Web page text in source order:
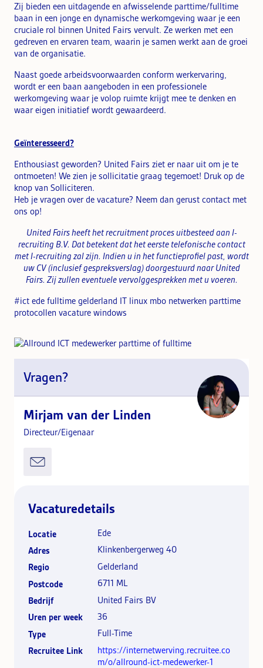
Zij bieden een uitdagende en afwisselende parttime/fulltime
baan in een jonge en dynamische werkomgeving waar je een
cruciale rol binnen United Fairs vervult. Ze werken met een
gedreven en ervaren team, waarin je samen werkt aan de groei
van de organisatie.
Naast goede arbeidsvoorwaarden conform werkervaring,
wordt er een baan aangeboden in een professionele
werkomgeving waar je volop ruimte krijgt mee te denken en
waar eigen initiatief wordt gewaardeerd.
Geïnteresseerd?
Enthousiast geworden? United Fairs ziet er naar uit om je te
ontmoeten! We zien je sollicitatie graag tegemoet! Druk op de
knop van Solliciteren.
Heb je vragen over de vacature? Neem dan gerust contact met
ons op!
United Fairs heeft het recruitment proces uitbesteed aan I-
recruiting B.V. Dat betekent dat het eerste telefonische contact
met I-recruiting zal zijn. Indien u in het functieprofiel past, wordt
uw CV (inclusief gespreksverslag) doorgestuurd naar United
Fairs. Zij zullen eventuele vervolggesprekken met u voeren.
#ict ede fulltime gelderland IT linux mbo netwerken parttime
protocollen vacature windows
Vragen?
Mirjam van der Linden
Directeur/Eigenaar
Vacaturedetails
Locatie
Ede
Adres
Klinkenbergerweg 40
Regio
Gelderland
Postcode
6711 ML
Bedrijf
United Fairs BV
Uren per week
36
Type
Full-Time
Recruitee Link
https://internetwerving.recruitee.co
m/o/allround-ict-medewerker-1